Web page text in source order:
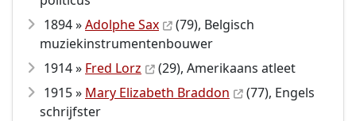
1894 »Adolphe Sax
(79), Belgisch
muziekinstrumentenbouwer
1914 » Fred Lorz
(29), Amerikaans atleet
1915 » Mary Elizabeth Braddon
(77), Engels
schrijfster